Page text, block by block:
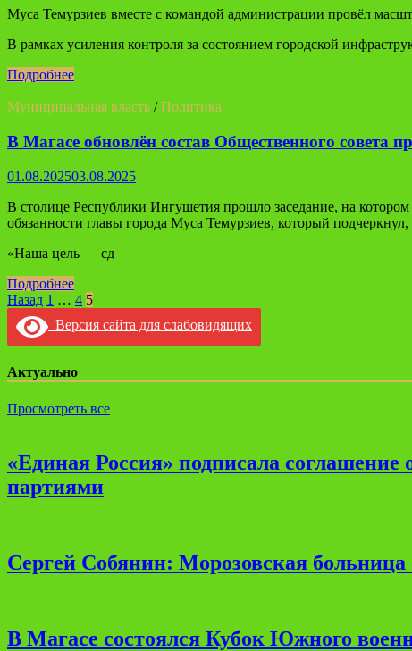
Муса Темурзиев вместе с командой администрации провёл
В рамках усиления контроля за состоянием городской
Подробнее
Муниципальная власть /Политика
В Магасе обновлён состав Общественного совета
01.08.202503.08.2025
В столице Республики Ингушетия прошло заседание, на
обязанности главы города Муса Темурзиев, который
«Наша цель — сд
Подробнее
Навигация
по
записям
Назад 1 … 4 5
Версия сайта для слабовидящих
Актуально
Просмотреть все
«Единая Россия» подписала
партиями
Сергей Собянин: Морозовская
В Магасе состоялся Кубок Южного